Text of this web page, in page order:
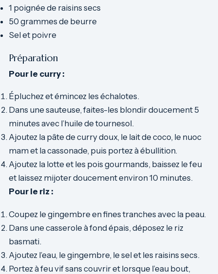
1 poignée de raisins secs
50 grammes de beurre
Sel et poivre
Préparation
Pour le curry :
Épluchez et émincez les échalotes.
Dans une sauteuse, faites-les blondir doucement 5
minutes avec l’huile de tournesol.
Ajoutez la pâte de curry doux, le lait de coco, le nuoc
mam et la cassonade, puis portez à ébullition.
Ajoutez la lotte et les pois gourmands, baissez le feu
et laissez mijoter doucement environ 10 minutes.
Pour le riz :
Coupez le gingembre en fines tranches avec la peau.
Dans une casserole à fond épais, déposez le riz
basmati.
Ajoutez l’eau, le gingembre, le sel et les raisins secs.
Portez à feu vif sans couvrir et lorsque l’eau bout,